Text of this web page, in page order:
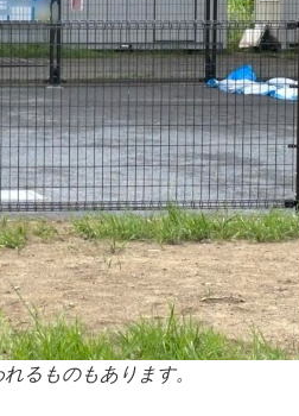
るものもあります。